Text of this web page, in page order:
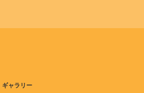
ギャラリー